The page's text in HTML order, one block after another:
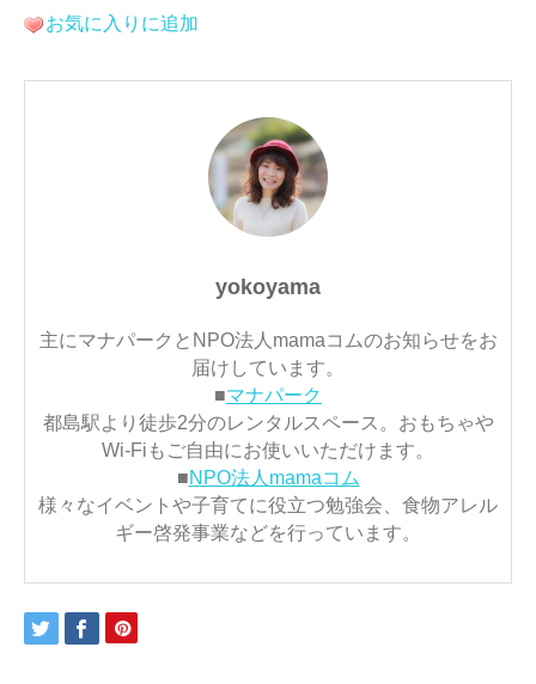
お気に入りに追加
yokoyama
主にマナパークとNPO法人mamaコムのお知らせをお
届けしています。
■マナパーク
都島駅より徒歩2分のレンタルスペース。おもちゃや
Wi-Fiもご自由にお使いいただけます。
■NPO法人mamaコム
様々なイベントや子育てに役立つ勉強会、食物アレル
ギー啓発事業などを行っています。